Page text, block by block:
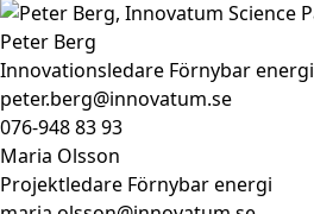
Peter Berg
Innovationsledare Förnybar energi
peter.berg@innovatum.se
076-948 83 93
Maria Olsson
Projektledare Förnybar energi